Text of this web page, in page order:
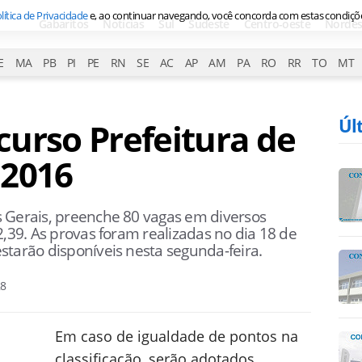
Gabaritos Notícias Sul Sudeste Centro-oeste
MA PB PI PE RN SE AC AP AM PA RO RR TO MT
Prefeitura de
preenche 80 vagas em diversos
As provas foram realizadas no dia 18 de
disponíveis nesta segunda-feira.
Em caso de igualdade de pontos na
de Privacidadee, ao continuar navegando, você concorda com estas